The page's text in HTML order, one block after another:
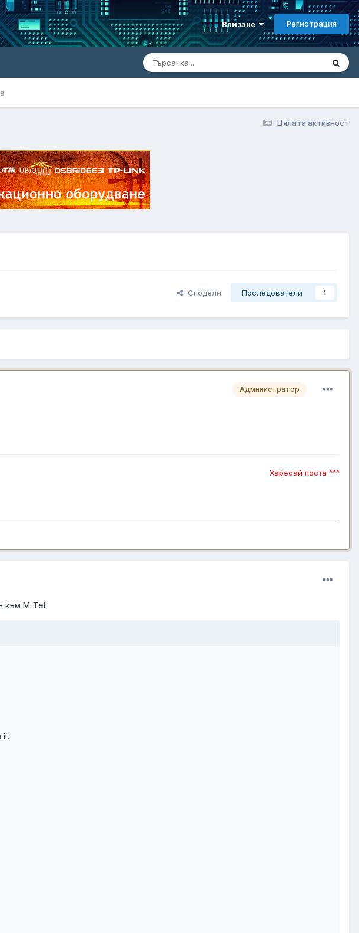
Влизане Регистрация
Цялата активност
Сподели Последователи 1
Администратор
Харесай поста ^^^
към M-Tel:
it.